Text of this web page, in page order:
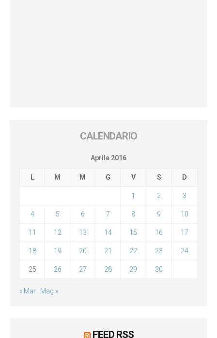
CALENDARIO
Aprile 2016
L M M G V S D
1 2 3
4 5 6 7 8 9 10
11 12 13 14 15 16 17
18 19 20 21 22 23 24
25 26 27 28 29 30
« Mar Mag »
FEED RSS